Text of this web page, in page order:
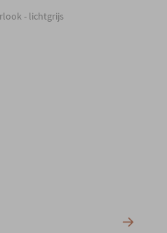
- lichtgrijs